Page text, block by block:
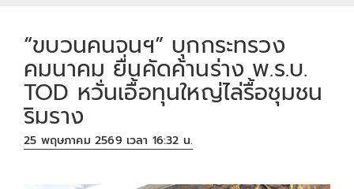
“ขบวนคนจนฯ” บุกกระทรวง
คมนาคม ยื่นคัดค้านร่าง พ.ร.บ.
TOD หวั่นเอื้อทุนใหญ่ไล่รื้อชุมชน
ริมราง
25 พฤษภาคม 2569 เวลา 16:32 น.